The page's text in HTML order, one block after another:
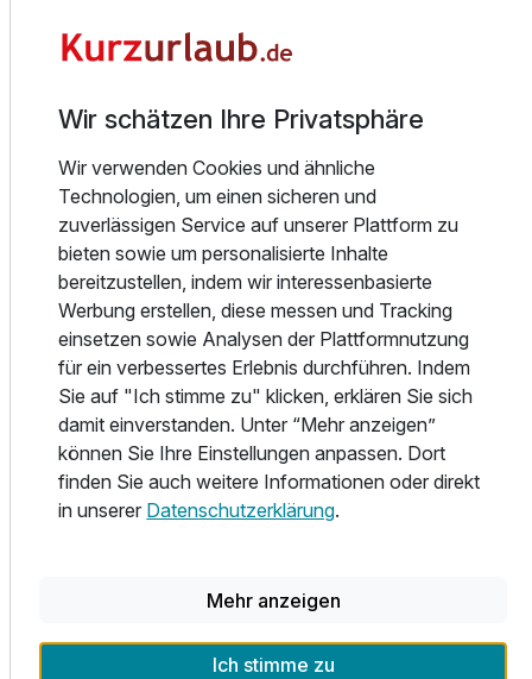
Ausstattung
Für 8 Tage p.P. ab483,86 €
2 Erwachsene und 3 Kinder
Familienzimmer mit Verbindungstür bieten ausreichend
Die Komfortzimmer sind modernisiert und verfügen über
eine Regendusche sowie eine Kaffeemaschine und einen
Kühlschrank (unbestückt).
Essen und Trinken
Das AaRa Hotel begrüßt Sie herzlich in seinem
hauseigenen Restaurant MaThie’s. In angenehmer und
gemütlicher Atmosphäre können Sie hier den Tag
entspannt ausklingen lassen und eine Auswahl an
regionalen Spezialitäten sowie passenden Getränken
genießen.
Die Küche verbindet klassische deutsche Gerichte mit
mediterranem Touch und sorgt für abwechslungsreiche
Abende statt, bei denen wechselnde kulinarische
Schwerpunkte für besondere Genussmomente sorgen.
Wir schätzen Ihre Privatsphäre
Wir verwenden Cookies und ähnliche
Technologien, um einen sicheren und
zuverlässigen Service auf unserer Plattform zu
bieten sowie um personalisierte Inhalte
bereitzustellen, indem wir interessenbasierte
Werbung erstellen, diese messen und Tracking
einsetzen sowie Analysen der Plattformnutzung
für ein verbessertes Erlebnis durchführen. Indem
Sie auf "Ich stimme zu" klicken, erklären Sie sich
damit einverstanden. Unter “Mehr anzeigen”
können Sie Ihre Einstellungen anpassen. Dort
finden Sie auch weitere Informationen oder direkt
in unserer Datenschutzerklärung.
Mehr anzeigen
Ich stimme zu